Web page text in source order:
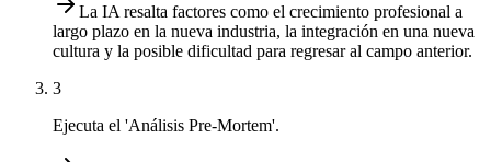
La IA resalta factores como el crecimiento profesional a
largo plazo en la nueva industria, la integración en una nueva
cultura y la posible dificultad para regresar al campo anterior.
3
Ejecuta el 'Análisis Pre-Mortem'.